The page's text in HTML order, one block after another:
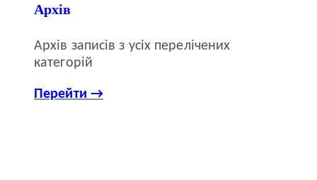
Архів
Архів записів з усіх перелічених
категорій
Перейти →